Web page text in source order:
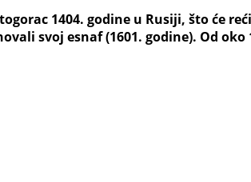
1404. godine u Rusiji, što će
svoj esnaf (1601. godine). Od